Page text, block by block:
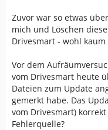
Zuvor war so etwas
mich und Löschen
Drivesmart - wohl kaum
Vor dem
vom Drivesmart heute
Dateien zum Update
gemerkt habe. Das
vom Drivesmart)
Fehlerquelle?